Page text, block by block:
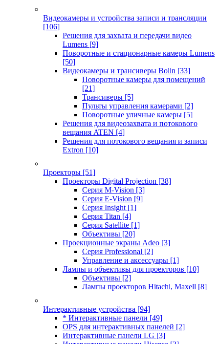
Видеокамеры и устройства записи и трансляции
[106]
Решения для захвата и передачи видео
Lumens [9]
Поворотные и стационарные камеры Lumens
[50]
Видеокамеры и трансиверы Bolin [33]
Поворотные камеры для помещений
[21]
Трансиверы [5]
Пульты управления камерами [2]
Поворотные уличные камеры [5]
Решения для видеозахвата и потокового
вещания ATEN [4]
Решения для потокового вещания и записи
Extron [10]
Проекторы [51]
Проекторы Digital Projection [38]
Серия M-Vision [3]
Серия E-Vision [9]
Серия Insight [1]
Серия Titan [4]
Серия Satellite [1]
Объективы [20]
Проекционные экраны Adeo [3]
Серия Professional [2]
Управление и аксессуары [1]
Лампы и объективы для проекторов [10]
Объективы [2]
Лампы проекторов Hitachi, Maxell [8]
Интерактивные устройства [94]
* Интерактивные панели [49]
OPS для интерактивных панелей [2]
Интерактивные панели LG [3]